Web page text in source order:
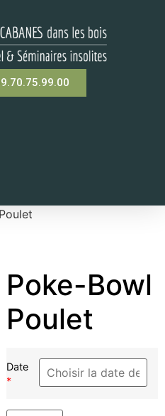
Poke-Bowl
Poulet
Date
*